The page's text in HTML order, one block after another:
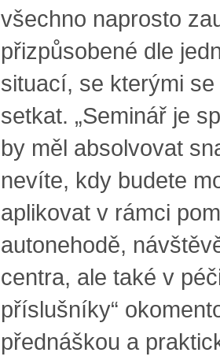
všechno naprosto
přizpůsobené dle
situací, se kterými
setkat. „Seminář je
by měl absolvovat
nevíte, kdy budete
aplikovat v rámci
autonehodě,
centra, ale také v
příslušníky“
přednáškou a